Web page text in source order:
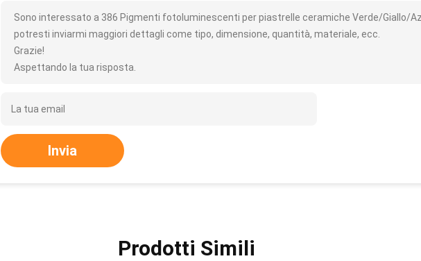
Sono interessato a 386 Pigmenti fotoluminescenti per piastrelle ceramiche Verde/Giallo/
potresti inviarmi maggiori dettagli come tipo, dimensione, quantità, materiale, ecc.
Grazie!
Aspettando la tua risposta.
Invia
Prodotti Simili